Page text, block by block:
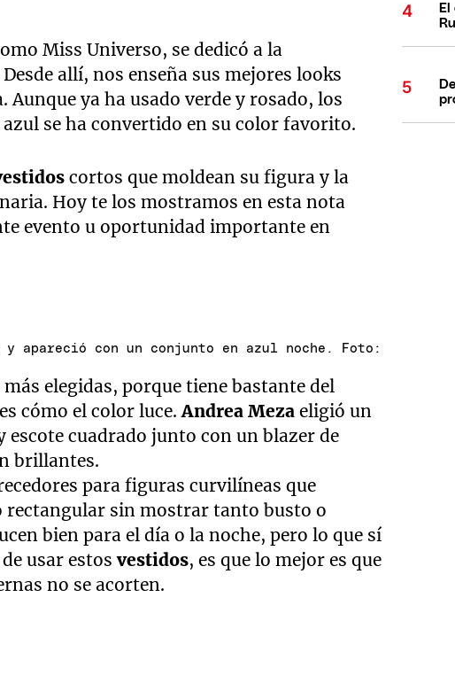
Miss Universo, se dedicó a la
allí, nos enseña sus mejores looks
ya ha usado verde y rosado, los
azul se ha convertido en su color favorito.
cortos que moldean su figura y la
Hoy te los mostramos en esta nota
evento u oportunidad importante en
y apareció con un conjunto en azul noche. Foto:
elegidas, porque tiene bastante del
cómo el color luce.Andrea Meza eligió un
escote cuadrado junto con un blazer de
brillantes.
para figuras curvilíneas que
rectangular sin mostrar tanto busto o
bien para el día o la noche, pero lo que sí
usar estosvestidos, es que lo mejor es que
no se acorten.